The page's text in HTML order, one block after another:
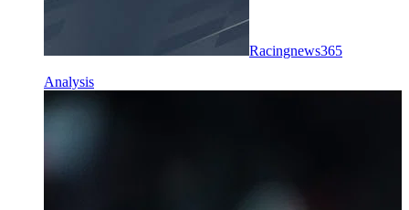
Racingnews365
Analysis